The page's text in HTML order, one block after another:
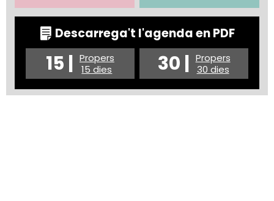
Descarrega't l'agenda en PDF
15 | Propers
15 dies
30 | Propers
30 dies